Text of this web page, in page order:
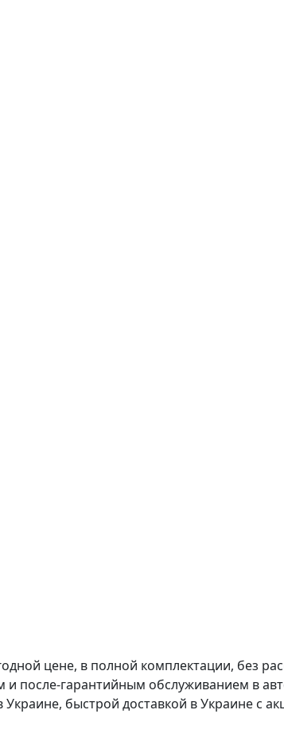
цене, в полной комплектации, без
после-гарантийным обслуживанием в
быстрой доставкой в Украине с